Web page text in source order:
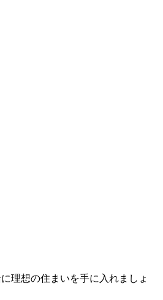
理想の住まいを手に入れましょ